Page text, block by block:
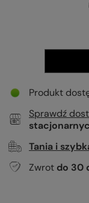
Produkt
Sprawdź
Tania i
Zwrot do 30